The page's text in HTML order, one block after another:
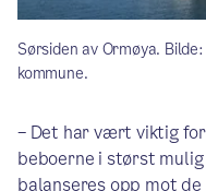
Sørsiden av Ormøya.
kommune.
– Det har vært viktig
beboerne i størst
balanseres opp mot